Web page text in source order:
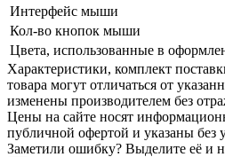
Интерфейс мыши
Кол-во кнопок мыши
Цвета, использованные в
Xарактеристики, комплект
товара могут отличаться от
изменены производителем без
Цены на сайте носят
публичной офертой и указаны без
Заметили ошибку? Выделите её и